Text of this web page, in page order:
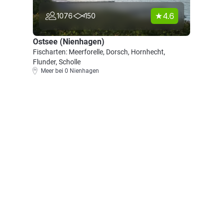
1076 150 4.6
Ostsee (Nienhagen)
Fischarten: Meerforelle, Dorsch, Hornhecht,
Flunder, Scholle
Meer bei 0 Nienhagen